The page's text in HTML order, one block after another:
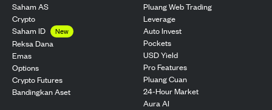
Saham AS
Crypto
Saham ID
New
Reksa Dana
Emas
Options
Crypto Futures
Bandingkan Aset
Pluang Web Trading
Leverage
Auto Invest
Pockets
USD Yield
Pro Features
Pluang Cuan
24-Hour Market
Aura AI